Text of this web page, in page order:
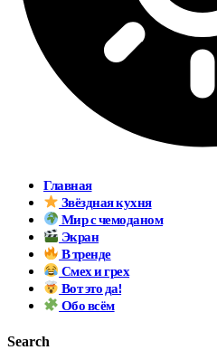
Главная
Звёздная кухня
Мир с чемоданом
Экран
В тренде
Смех и грех
Вот это да!
Обо всём
Search